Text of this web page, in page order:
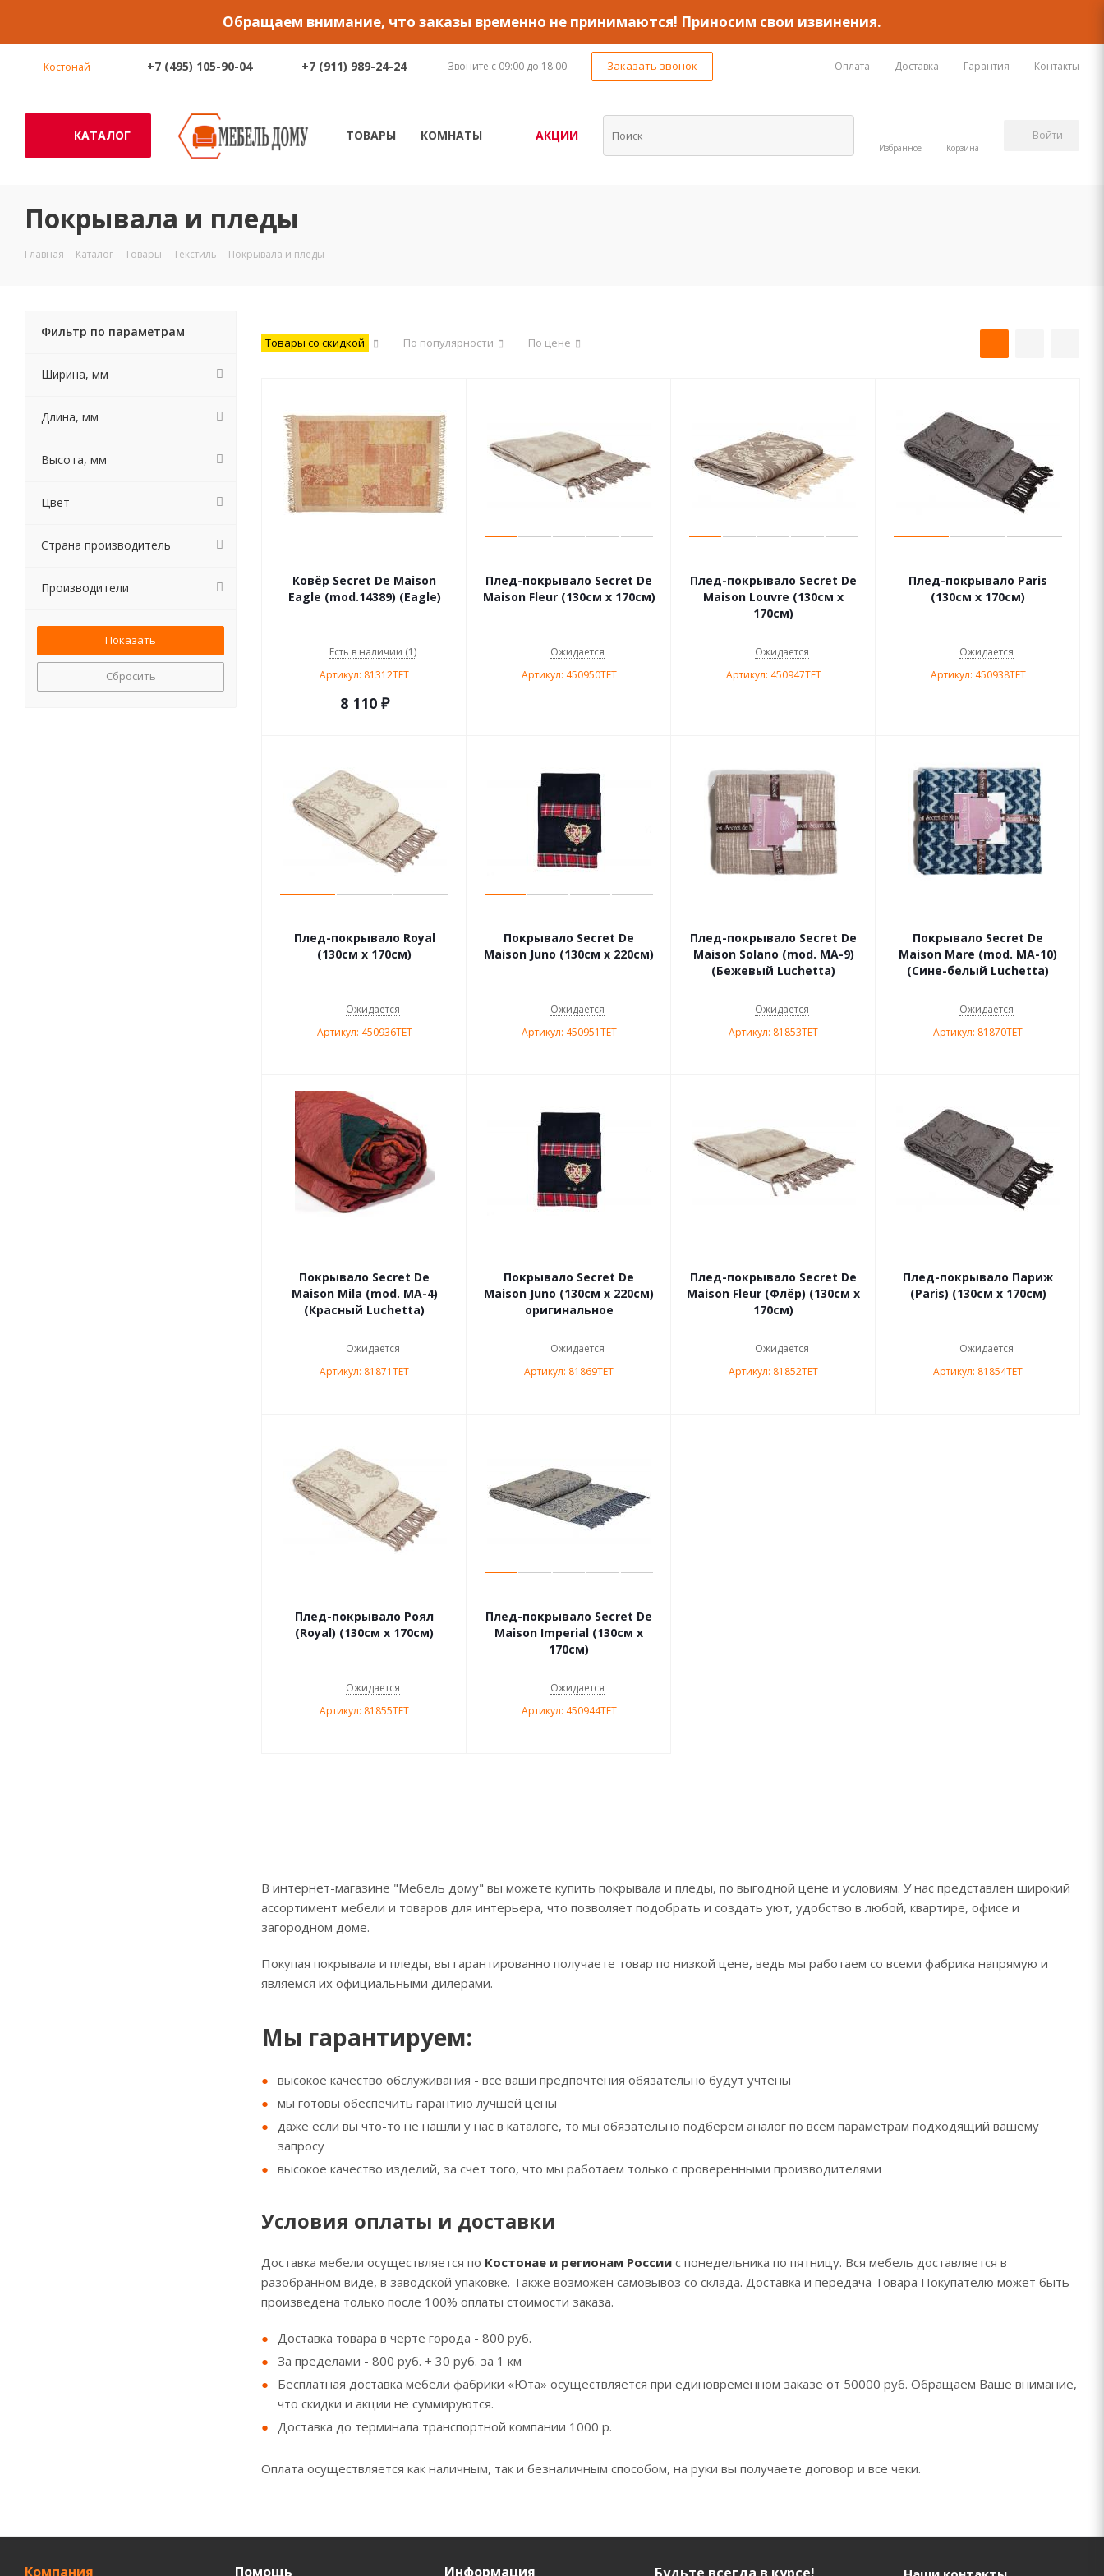
Обращаем внимание, что заказы временно не принимаются! Приносим свои извинения.
Костонай +7 (495) 105-90-04 +7 (911) 989-24-24 Звоните с 09:00 до 18:00 Заказать звонок Оплата Доставка Гарантия Контакты
КАТАЛОГ ТОВАРЫ КОМНАТЫ АКЦИИ
Избранное Корзина
Войти
Покрывала и пледы
Главная - Каталог - Товары - Текстиль - Покрывала и пледы
Товары со скидкой По популярности По цене
Ковёр Secret De Maison
Eagle (mod.14389) (Eagle)
Есть в наличии (1)
Артикул: 81312TET
8 110₽
Плед-покрывало Secret De
Maison Fleur (130см х 170см)
Ожидается
Артикул: 450950TET
Плед-покрывало Secret De
Maison Louvre (130см х
170см)
Ожидается
Артикул: 450947TET
Плед-покрывало Paris
(130см х 170см)
Ожидается
Артикул: 450938TET
Плед-покрывало Royal
(130см х 170см)
Ожидается
Артикул: 450936TET
Покрывало Secret De
Maison Juno (130см х 220см)
Ожидается
Артикул: 450951TET
Плед-покрывало Secret De
Maison Solano (mod. MA-9)
(Бежевый Luchetta)
Ожидается
Артикул: 81853TET
Покрывало Secret De
Maison Mare (mod. МА-10)
(Сине-белый Luchetta)
Ожидается
Артикул: 81870TET
Покрывало Secret De
Maison Mila (mod. MA-4)
(Красный Luchetta)
Ожидается
Артикул: 81871TET
Покрывало Secret De
Maison Juno (130см х 220см)
оригинальное
Ожидается
Артикул: 81869TET
Плед-покрывало Secret De
Maison Fleur (Флёр) (130см х
170см)
Ожидается
Артикул: 81852TET
Плед-покрывало Париж
(Paris) (130см х 170см)
Ожидается
Артикул: 81854TET
Плед-покрывало Роял
(Royal) (130см х 170см)
Ожидается
Артикул: 81855TET
Плед-покрывало Secret De
Maison Imperial (130см х
170см)
Ожидается
Артикул: 450944TET
В интернет-магазине "Мебель дому" вы можете купить покрывала и пледы, по выгодной цене и условиям. У нас представлен широкий
ассортимент мебели и товаров для интерьера, что позволяет подобрать и создать уют, удобство в любой, квартире, офисе и
загородном доме.
Покупая покрывала и пледы, вы гарантированно получаете товар по низкой цене, ведь мы работаем со всеми фабрика напрямую и
являемся их официальными дилерами.
Мы гарантируем:
высокое качество обслуживания - все ваши предпочтения обязательно будут учтены
мы готовы обеспечить гарантию лучшей цены
даже если вы что-то не нашли у нас в каталоге, то мы обязательно подберем аналог по всем параметрам подходящий вашему
запросу
высокое качество изделий, за счет того, что мы работаем только с проверенными производителями
Условия оплаты и доставки
Доставка мебели осуществляется по Костонае и регионам России с понедельника по пятницу. Вся мебель доставляется в
разобранном виде, в заводской упаковке. Также возможен самовывоз со склада. Доставка и передача Товара Покупателю может быть
произведена только после 100% оплаты стоимости заказа.
Доставка товара в черте города - 800 руб.
За пределами - 800 руб. + 30 руб. за 1 км
Бесплатная доставка мебели фабрики «Юта» осуществляется при единовременном заказе от 50000 руб. Обращаем Ваше внимание,
что скидки и акции не суммируются.
Доставка до терминала транспортной компании 1000 р.
Оплата осуществляется как наличным, так и безналичным способом, на руки вы получаете договор и все чеки.
Фильтр по параметрам
Ширина, мм
Длина, мм
Высота, мм
Цвет
Страна производитель
Производители
Сбросить
Компания Помощь Информация